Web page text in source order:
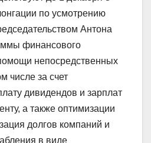
по усмотрению
Антона
финансового
непосредственных
числе за счет
дивидендов и зарплат
а также оптимизации
долгов компаний и
в виде